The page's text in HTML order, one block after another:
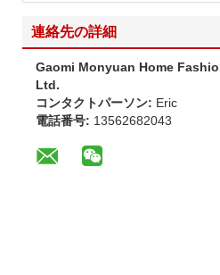
連絡先の詳細
Gaomi Monyuan Home
Ltd.
コンタクトパーソン: Eric
電話番号: 13562682043